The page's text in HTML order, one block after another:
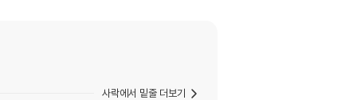
사락에서 밑줄 더보기